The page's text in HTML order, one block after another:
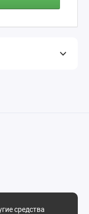
средства